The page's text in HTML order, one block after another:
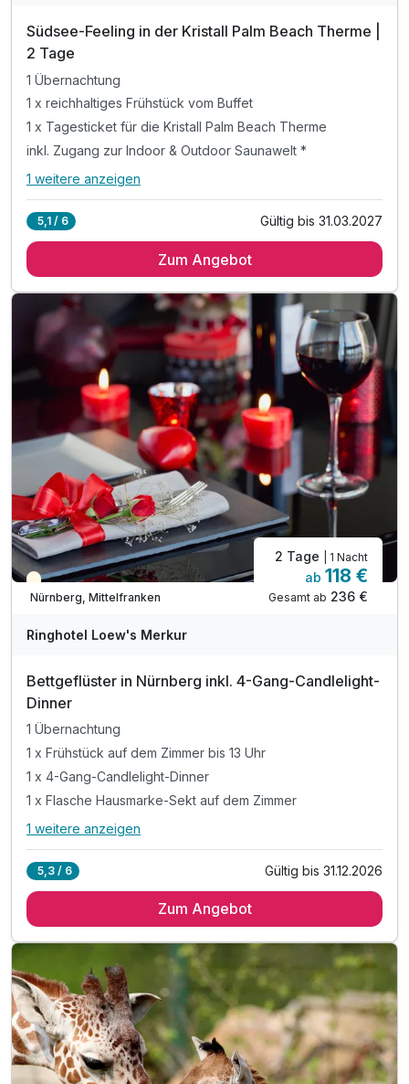
Südsee-Feeling in der Kristall Palm Beach Therme |
2 Tage
1 Übernachtung
1 x reichhaltiges Frühstück vom Buffet
1 x Tagesticket für die Kristall Palm Beach Therme
inkl. Zugang zur Indoor & Outdoor Saunawelt *
Alle Inklusivleistungen
1 x reichhaltiges Frühstück vom Buffet
inkl. Zugang zur Indoor & Outdoor Saunawelt *
inkl. Zugang zum Erlebnisbad & Rutschenwelt*
1 weitere anzeigen
5,1 / 6 Gültig bis 31.03.2027
Zum Angebot
Teilweise ausgelastet
Nürnberg, Mittelfranken
2 Tage | 1 Nacht
ab 118 €
Gesamt ab 236 €
Ringhotel Loew's Merkur
Bettgeflüster in Nürnberg inkl. 4-Gang-Candlelight-
Dinner
1 Übernachtung
1 x Frühstück auf dem Zimmer bis 13 Uhr
1 x 4-Gang-Candlelight-Dinner
1 x Flasche Hausmarke-Sekt auf dem Zimmer
Alle Inklusivleistungen
1 x Frühstück auf dem Zimmer bis 13 Uhr
1 x Flasche Hausmarke-Sekt auf dem Zimmer
inkl. Late-check-out bis 14.30 Uhr
1 weitere anzeigen
5,3 / 6 Gültig bis 31.12.2026
Zum Angebot